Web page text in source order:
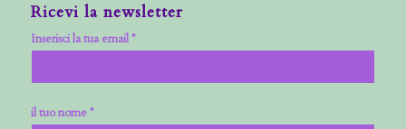
Ricevi la newsletter
Inserisci la tua email *
il tuo nome *